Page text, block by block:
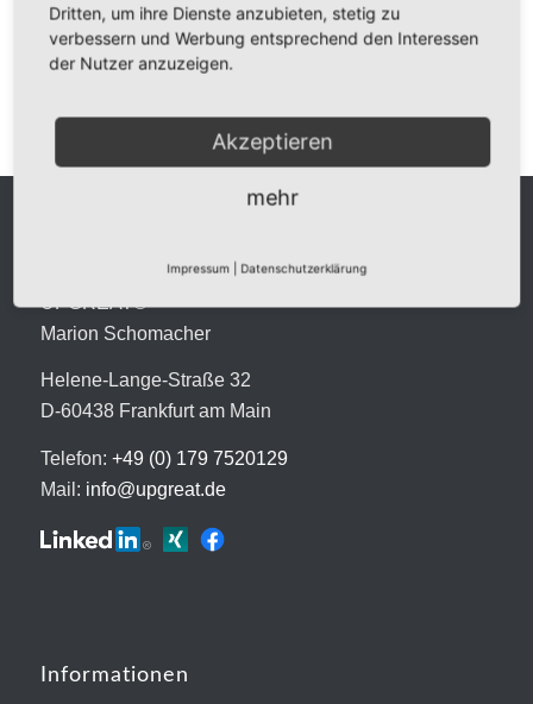
UPGREAT®
Marion Schomacher
Helene-Lange-Straße 32
D-60438 Frankfurt am Main
Telefon: +49 (0) 179 7520129
Mail: info@upgreat.de
Informationen
Dritten, um ihre Dienste anzubieten, stetig zu
verbessern und Werbung entsprechend den Interessen
der Nutzer anzuzeigen.
Akzeptieren
mehr
Impressum Datenschutzerklärung